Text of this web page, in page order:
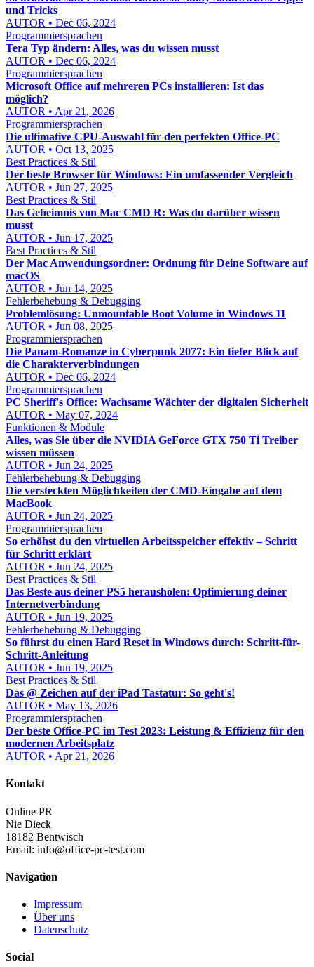
und Tricks
AUTOR • Dec 06, 2024
Programmiersprachen
Tera Typ ändern: Alles, was du wissen musst
AUTOR • Dec 06, 2024
Programmiersprachen
Microsoft Office auf mehreren PCs installieren: Ist das
möglich?
AUTOR • Apr 21, 2026
Programmiersprachen
Die ultimative CPU-Auswahl für den perfekten Office-PC
AUTOR • Oct 13, 2025
Best Practices & Stil
Der beste Browser für Windows: Ein umfassender Vergleich
AUTOR • Jun 27, 2025
Best Practices & Stil
Das Geheimnis von Mac CMD R: Was du darüber wissen
musst
AUTOR • Jun 17, 2025
Best Practices & Stil
Der Mac Anwendungsordner: Ordnung für Deine Software auf
macOS
AUTOR • Jun 14, 2025
Fehlerbehebung & Debugging
Problemlösung: Unmountable Boot Volume in Windows 11
AUTOR • Jun 08, 2025
Programmiersprachen
Die Panam-Romanze in Cyberpunk 2077: Ein tiefer Blick auf
die Charakterverbindungen
AUTOR • Dec 06, 2024
Programmiersprachen
PC Sheriff's Office: Wachsame Wächter der digitalen Sicherheit
AUTOR • May 07, 2024
Funktionen & Module
Alles, was Sie über die NVIDIA GeForce GTX 750 Ti Treiber
wissen müssen
AUTOR • Jun 24, 2025
Fehlerbehebung & Debugging
Die versteckten Möglichkeiten der CMD-Eingabe auf dem
MacBook
AUTOR • Jun 24, 2025
Programmiersprachen
So erhöhst du den virtuellen Arbeitsspeicher effektiv – Schritt
für Schritt erklärt
AUTOR • Jun 24, 2025
Best Practices & Stil
Das Beste aus deiner PS5 herausholen: Optimierung deiner
Internetverbindung
AUTOR • Jun 19, 2025
Fehlerbehebung & Debugging
So führst du einen Hard Reset in Windows durch: Schritt-für-
Schritt-Anleitung
AUTOR • Jun 19, 2025
Best Practices & Stil
Das @ Zeichen auf der iPad Tastatur: So geht's!
AUTOR • May 13, 2026
Programmiersprachen
Der beste Office-PC im Test 2023: Leistung & Effizienz für den
modernen Arbeitsplatz
AUTOR • Apr 21, 2026
Kontakt
Online PR
Nie Dieck
18182 Bentwisch
Email: info@office-pc-test.com
Navigation
Impressum
Über uns
Datenschutz
Social